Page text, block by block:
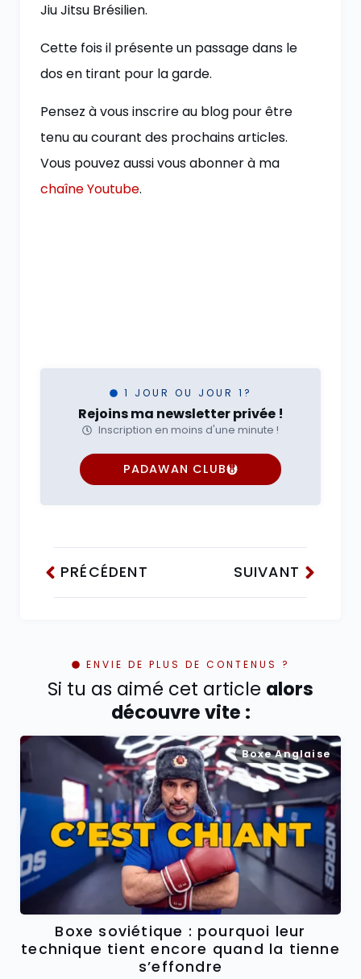
Jiu Jitsu Brésilien.
Cette fois il présente un passage dans le
dos en tirant pour la garde.
Pensez à vous inscrire au blog pour être
tenu au courant des prochains articles.
Vous pouvez aussi vous abonner à ma
chaîne Youtube.
1 JOUR OU JOUR 1?
Rejoins ma newsletter privée !
Inscription en moins d'une minute !
PADAWAN CLUB
PRÉCÉDENT SUIVANT
ENVIE DE PLUS DE CONTENUS ?
Si tu as aimé cet article alors
découvre vite :
Boxe Anglaise
Boxe soviétique : pourquoi leur
technique tient encore quand la tienne
s’effondre